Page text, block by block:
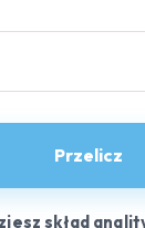
Przelicz
skład